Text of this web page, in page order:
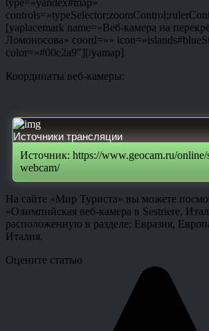
type=»yandex#map»
[yaplacemark name=»Веб-камера на
Ломоносова» coord=»»
color=»#00c2a9″][/yamap]
Координаты веб-камеры:
Источники трансляции
Источник: https://www.geocam.ru/online/
webcam/
На сайте «Мир Туриста» вы можете
«Олимпийская веб-камера в Sestriere,
расположенную в разделе: Евразия,
Италия.
Оцените статью